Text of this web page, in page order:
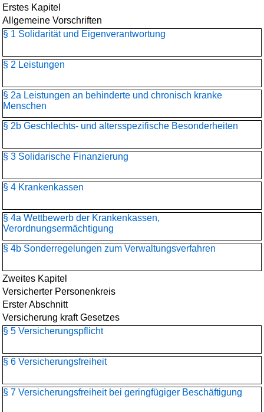
Erstes Kapitel
Allgemeine Vorschriften
§ 1 Solidarität und Eigenverantwortung
§ 2 Leistungen
§ 2a Leistungen an behinderte und chronisch kranke
Menschen
§ 2b Geschlechts- und altersspezifische Besonderheiten
§ 3 Solidarische Finanzierung
§ 4 Krankenkassen
§ 4a Wettbewerb der Krankenkassen,
Verordnungsermächtigung
§ 4b Sonderregelungen zum Verwaltungsverfahren
Zweites Kapitel
Versicherter Personenkreis
Erster Abschnitt
Versicherung kraft Gesetzes
§ 5 Versicherungspflicht
§ 6 Versicherungsfreiheit
§ 7 Versicherungsfreiheit bei geringfügiger Beschäftigung